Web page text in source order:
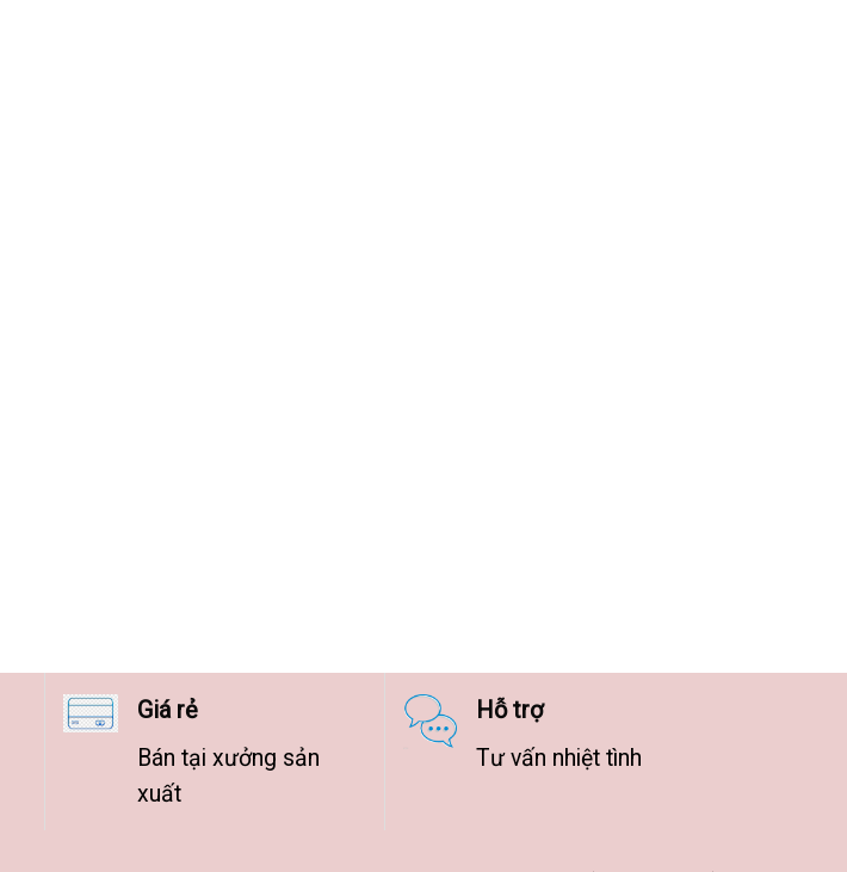
Giá rẻ
Bán tại xưởng sản
xuất
Hỗ trợ
Tư vấn nhiệt tình